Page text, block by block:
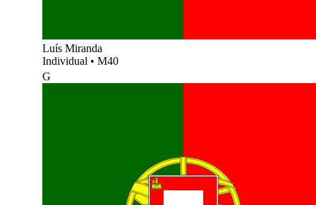
Luís Miranda
Individual • M40
G